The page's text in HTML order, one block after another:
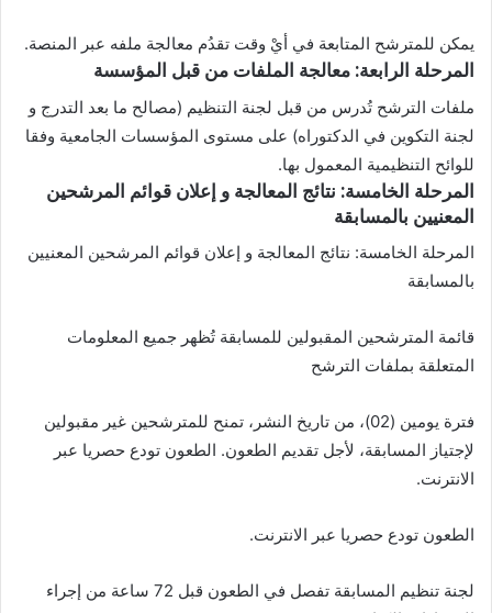
يمكن للمترشح المتابعة في أيْ وقت تقدُم معالجة ملفه عبر المنصة.
المرحلة الرابعة: معالجة الملفات من قبل المؤسسة
ملفات الترشح تُدرس من قبل لجنة التنظيم (مصالح ما بعد التدرج و
لجنة التكوين في الدكتوراه) على مستوى المؤسسات الجامعية وفقا
للوائح التنظيمية المعمول بها.
المرحلة الخامسة: نتائج المعالجة و إعلان قوائم المرشحين
المعنيين بالمسابقة
المرحلة الخامسة: نتائج المعالجة و إعلان قوائم المرشحين المعنيين
بالمسابقة
قائمة المترشحين المقبولين للمسابقة تُظهر جميع المعلومات
المتعلقة بملفات الترشح
فترة يومين (02)، من تاريخ النشر، تمنح للمترشحين غير مقبولين
لإجتياز المسابقة، لأجل تقديم الطعون. الطعون تودع حصريا عبر
الانترنت.
الطعون تودع حصريا عبر الانترنت.
لجنة تنظيم المسابقة تفصل في الطعون قبل 72 ساعة من إجراء